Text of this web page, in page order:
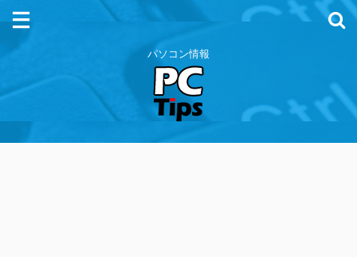
パソコン情報